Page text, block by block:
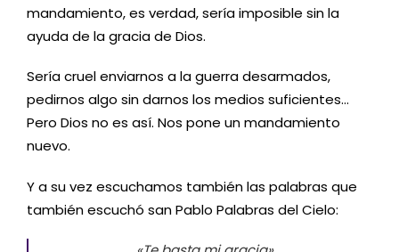
mandamiento, es verdad, sería imposible sin la
ayuda de la gracia de Dios.
Sería cruel enviarnos a la guerra desarmados,
pedirnos algo sin darnos los medios suficientes…
Pero Dios no es así. Nos pone un mandamiento
nuevo.
Y a su vez escuchamos también las palabras que
también escuchó san Pablo Palabras del Cielo: